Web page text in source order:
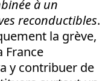
à un
reconductibles.
la grève,
France
y contribuer de